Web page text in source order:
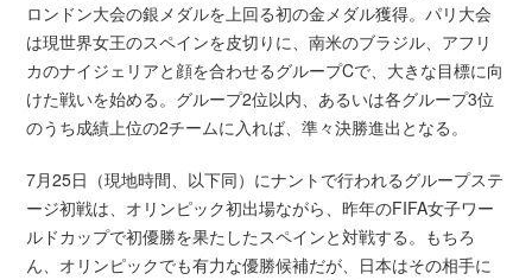
ロンドン大会の銀メダルを上回る初の金メダル獲得。パリ大会
は現世界女王のスペインを皮切りに、南米のブラジル、アフリ
カのナイジェリアと顔を合わせるグループCで、大きな目標に向
けた戦いを始める。グループ2位以内、あるいは各グループ3位
のうち成績上位の2チームに入れば、準々決勝進出となる。
7月25日（現地時間、以下同）にナントで行われるグループステ
ージ初戦は、オリンピック初出場ながら、昨年のFIFA女子ワー
ルドカップで初優勝を果たしたスペインと対戦する。もちろ
ん、オリンピックでも有力な優勝候補だが、日本はその相手に